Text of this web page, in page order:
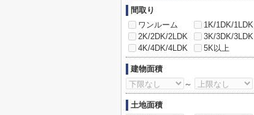
間取り
ワンルーム
1K/1DK/1LDK
2K/2DK/2LDK
3K/3DK/3LDK
4K/4DK/4LDK
5K以上
建物面積
～
土地面積